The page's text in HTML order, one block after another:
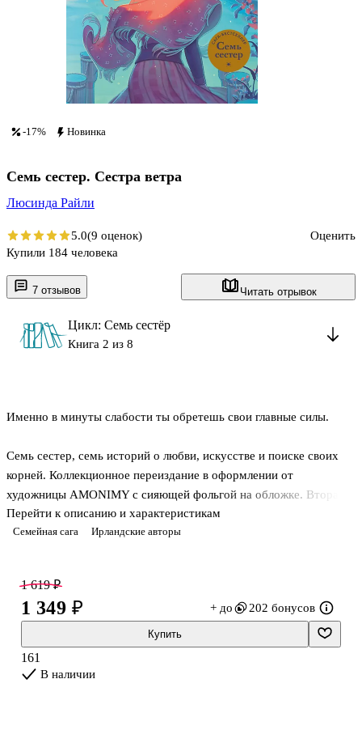
7 отзывов Читать отрывок
Цикл: Семь сестёр
Книга 2 из 8
Семейная сага Ирландские авторы
Именно в минуты слабости ты обретешь свои главные силы.
Семь сестер, семь историй о любви, искусстве и поиске своих
корней. Коллекционное переиздание в оформлении от
художницы AMONIMY с сияющей фольгой на обложке. Вторая
часть саги «Семь сестер» о девушках, удочеренных загадочным
Па Солтом, которые после его смерти разгадывают тайны своего
Сага-бестселлер, побившая рекорд «Гарри Поттера».
Переведено на 37 языков.
Алли собирается принять участие в одной из самых опасных
яхтенных гонок в мире, но внезапно получает весть о смерти
Перейти к описанию и характеристикам
-17% Новинка
Семь сестер. Сестра ветра
Люсинда Райли
5.0(9 оценок)
Оценить
Купили 184 человека
1 619 ₽
1 349 ₽ + до 202 бонусов
Купить
161
В наличии